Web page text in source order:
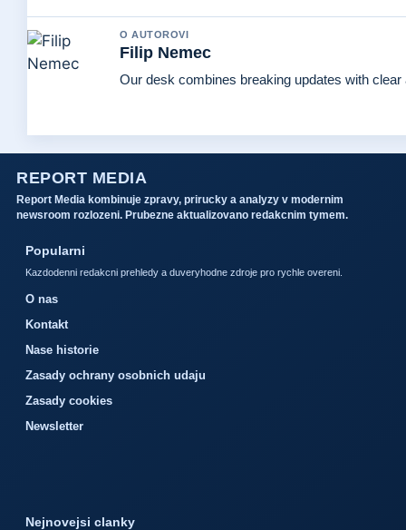
O AUTOROVI
Filip Nemec
Our desk combines breaking updates with
REPORT MEDIA
Report Media kombinuje zpravy, prirucky a analyzy v modernim
newsroom rozlozeni. Prubezne aktualizovano redakcnim tymem.
Popularni
Kazdodenni redakcni prehledy a duveryhodne zdroje pro rychle overeni.
O nas
Kontakt
Nase historie
Zasady ochrany osobnich udaju
Zasady cookies
Newsletter
Nejnovejsi clanky